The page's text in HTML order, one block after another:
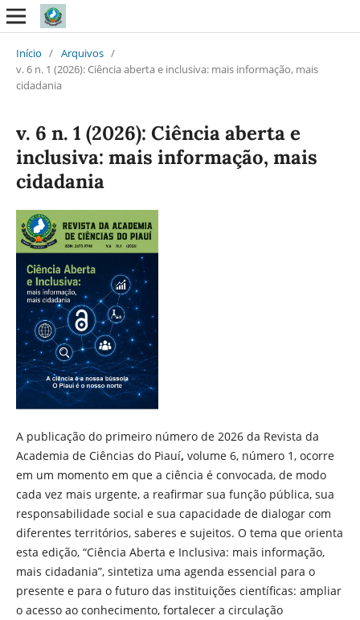
Início / Arquivos /
v. 6 n. 1 (2026): Ciência aberta e inclusiva: mais informação, mais
cidadania
v. 6 n. 1 (2026): Ciência aberta e
inclusiva: mais informação, mais
cidadania
A publicação do primeiro número de 2026 da Revista da
Academia de Ciências do Piauí, volume 6, número 1, ocorre
em um momento em que a ciência é convocada, de modo
cada vez mais urgente, a reafirmar sua função pública, sua
responsabilidade social e sua capacidade de dialogar com
diferentes territórios, saberes e sujeitos. O tema que orienta
esta edição, “Ciência Aberta e Inclusiva: mais informação,
mais cidadania”, sintetiza uma agenda essencial para o
presente e para o futuro das instituições científicas: ampliar
o acesso ao conhecimento, fortalecer a circulação